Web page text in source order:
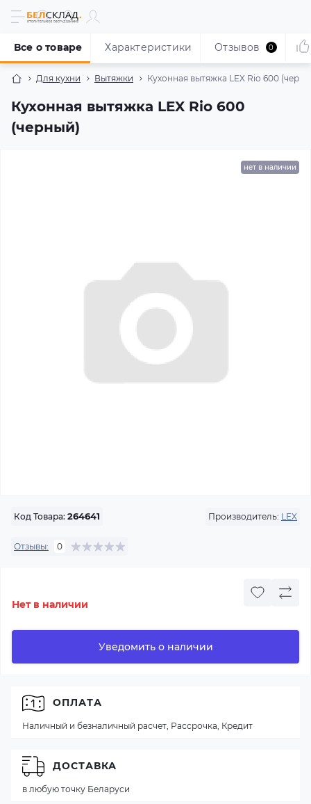
Для кухни Вытяжки Кухонная вытяжка LEX Rio 600
Кухонная вытяжка LEX Rio 600
(черный)
Все о товаре Характеристики Отзывов 0
нет в наличии
Код Товара: 264641 Производитель: LEX
Отзывы: 0
Нет в наличии
Уведомить о наличии
ОПЛАТА
Наличный и безналичный расчет, Рассрочка, Кредит
ДОСТАВКА
в любую точку Беларуси